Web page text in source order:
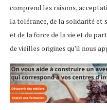
comprend les raisons,
la tolérance, de la solidarité et
et de la force de la vie et du
de vieilles origines qu’il nous